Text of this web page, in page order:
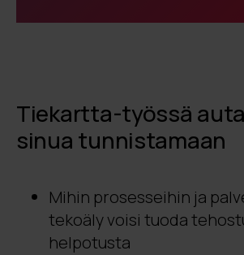
Tiekartta-työssä
sinua tunnistamaan
Mihin prosesseihin ja
tekoäly voisi tuoda
helpotusta